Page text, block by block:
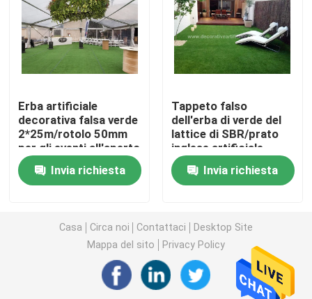
Tappeto erboso artificiale dell'erba
Fiori di seta artificiali
Petali di fiori artificiali
Palla del fiore artificiale
Ornamenti decorativi
Moss Mat artificiale
Erba artificiale
decorativa falsa verde
2*25m/rotolo 50mm
per gli eventi all'aperto
Invia richiesta
Tappeto falso
dell'erba di verde del
lattice di SBR/prato
inglese artificiale
decorativo dell'erba
per 30mm dell'interno
Invia richiesta
Casa Circa noi Contattaci
Desktop Site
Mappa del sito
Privacy Policy